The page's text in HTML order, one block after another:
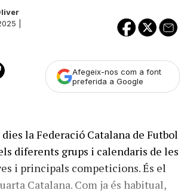
|
Afegeix-nos com a font
preferida a Google
la Federació Catalana de Futbol
diferents grups i calendaris de les
i principals competicions. És el
Catalana. Com ja és habitual,